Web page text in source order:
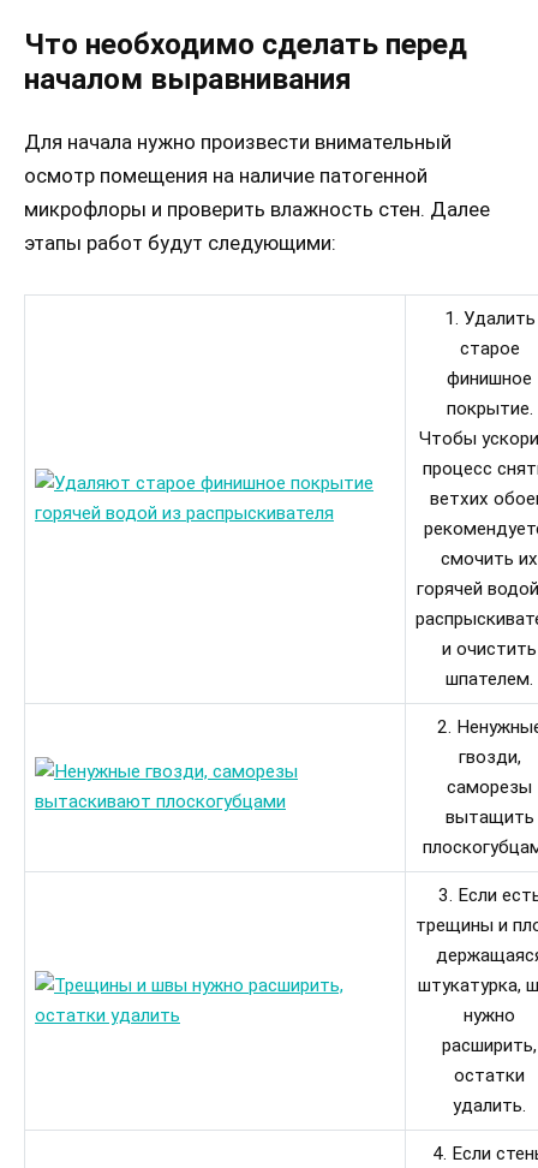
Что необходимо сделать перед
началом выравнивания
Для начала нужно произвести внимательный
осмотр помещения на наличие патогенной
микрофлоры и проверить влажность стен. Далее
этапы работ будут следующими:
1. Удалить
старое
финишное
покрытие.
Чтобы
процесс
ветхих
смочить их
горячей
и очистить
шпателем.
2.
гвозди,
саморезы
вытащить
3. Если
трещины и
штукатурка,
нужно
расширить,
остатки
удалить.
4. Если